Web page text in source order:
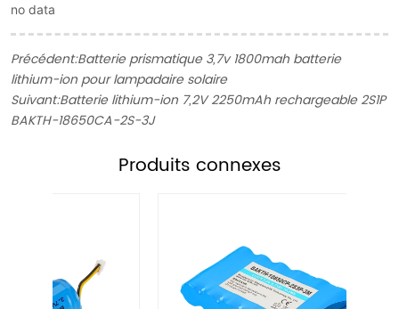
no data
Précédent:Batterie prismatique 3,7v 1800mah batterie
lithium-ion pour lampadaire solaire
Suivant:Batterie lithium-ion 7,2V 2250mAh rechargeable 2S1P
BAKTH-18650CA-2S-3J
Produits connexes